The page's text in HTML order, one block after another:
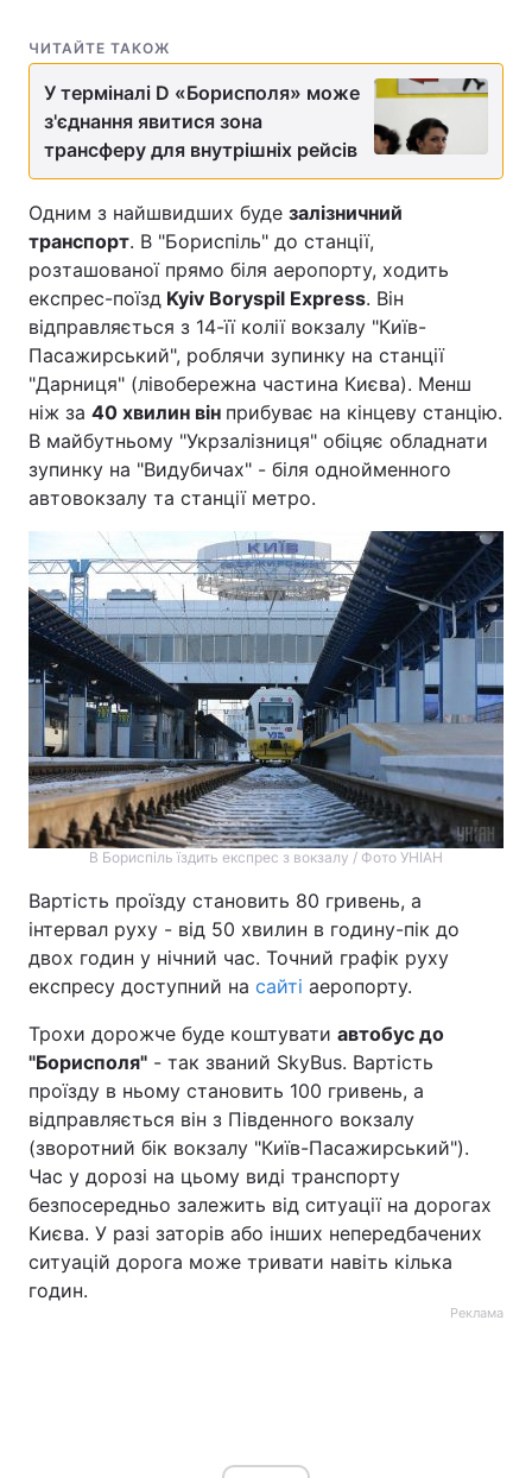
ЧИТАЙТЕ ТАКОЖ
У терміналі D «Борисполя» може
з'єднання явитися зона
трансферу для внутрішніх рейсів
Одним з найшвидших буде залізничний
транспорт. В "Бориспіль" до станції,
розташованої прямо біля аеропорту, ходить
експрес-поїзд Kyiv Boryspil Express. Він
відправляється з 14-її колії вокзалу "Київ-
Пасажирський", роблячи зупинку на станції
"Дарниця" (лівобережна частина Києва). Менш
ніж за 40 хвилин він прибуває на кінцеву станцію.
В майбутньому "Укрзалізниця" обіцяє обладнати
зупинку на "Видубичах" - біля однойменного
автовокзалу та станції метро.
В Бориспіль їздить експрес з вокзалу / Фото УНІАН
Вартість проїзду становить 80 гривень, а
інтервал руху - від 50 хвилин в годину-пік до
двох годин у нічний час. Точний графік руху
експресу доступний на сайті аеропорту.
Трохи дорожче буде коштувати автобус до
"Борисполя" - так званий SkyBus. Вартість
проїзду в ньому становить 100 гривень, а
відправляється він з Південного вокзалу
(зворотний бік вокзалу "Київ-Пасажирський").
Час у дорозі на цьому виді транспорту
безпосередньо залежить від ситуації на дорогах
Києва. У разі заторів або інших непередбачених
ситуацій дорога може тривати навіть кілька
годин.
Реклама